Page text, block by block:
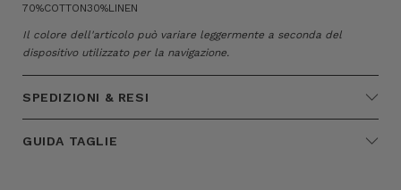
70%COTTON30%LINEN
Il colore dell'articolo può variare leggermente a seconda del
dispositivo utilizzato per la navigazione.
SPEDIZIONI & RESI
GUIDA TAGLIE